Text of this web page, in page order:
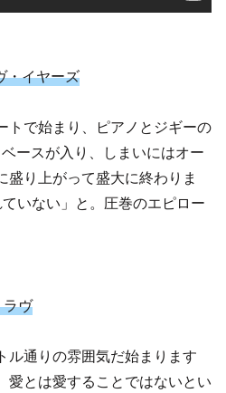
イヤーズ
トで始まり、ピアノとジギーの
ースが入り、しまいにはオー
り上がって盛大に終わりま
いない」と。圧巻のエピロー
ヴ
ル通りの雰囲気だ始まります
愛とは愛することではないとい